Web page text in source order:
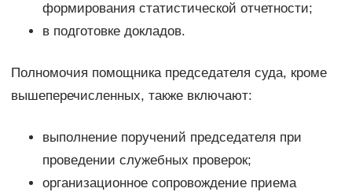
формирования статистической отчетности;
в подготовке докладов.
Полномочия помощника председателя суда, кроме
вышеперечисленных, также включают:
выполнение поручений председателя при
проведении служебных проверок;
организационное сопровождение приема